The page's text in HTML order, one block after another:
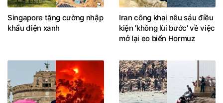
Singapore tăng cường nhập
khẩu điện xanh
Iran công khai nêu sáu điều
kiện 'không lùi bước' về việc
mở lại eo biển Hormuz